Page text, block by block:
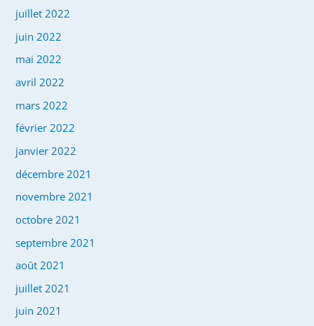
juillet 2022
juin 2022
mai 2022
avril 2022
mars 2022
février 2022
janvier 2022
décembre 2021
novembre 2021
octobre 2021
septembre 2021
août 2021
juillet 2021
juin 2021